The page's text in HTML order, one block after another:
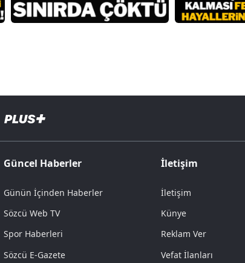
Güncel Haberler
Günün İçinden Haberler
Sözcü Web TV
Spor Haberleri
Sözcü E-Gazete
İletişim
İletişim
Künye
Reklam Ver
Vefat İlanları